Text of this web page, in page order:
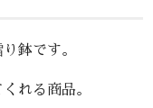
鉢です。
れる商品。